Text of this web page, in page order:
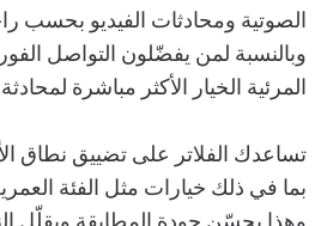
الصوتية ومحادثات الفيديو بحسب
وبالنسبة لمن يفضّلون التواصل
المرئية الخيار الأكثر مباشرة
تساعدك الفلاتر على تضييق نطاق
بما في ذلك خيارات مثل الفئة
وهذا يحسّن جودة المطابقة ويقلّل